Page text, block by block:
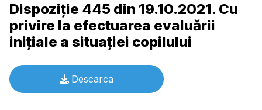
Dispoziție 445 din 19.10.2021. Cu
privire la efectuarea evaluării
iniţiale a situaţiei copilului
Descarca